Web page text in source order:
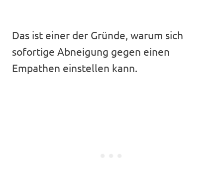
Das ist einer der Gründe, warum sich
sofortige Abneigung gegen einen
Empathen einstellen kann.